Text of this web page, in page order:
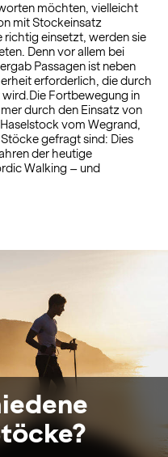
möchten, vielleicht
mit Stockeinsatz
richtig einsetzt, werden sie
Denn vor allem bei
Passagen ist neben
erforderlich, die durch
Fortbewegung in
durch den Einsatz von
vom Wegrand,
gefragt sind: Dies
der heutige
Walking – und